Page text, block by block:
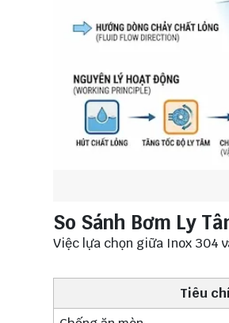
So Sánh Bơm Ly
Việc lựa chọn giữa Inox 304
Tiêu